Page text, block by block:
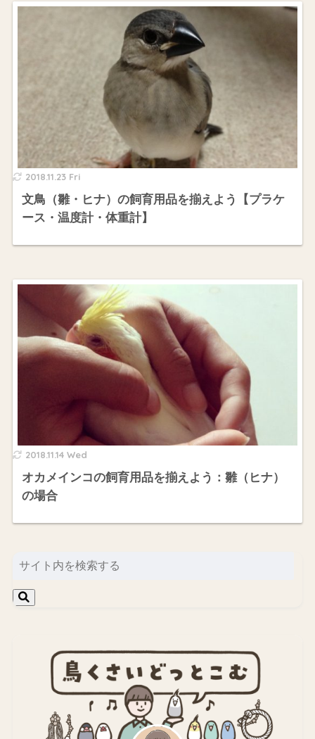
2018.11.23 Fri
文鳥（雛・ヒナ）の飼育用品を揃えよう【プラケ
ース・温度計・体重計】
2018.11.14 Wed
オカメインコの飼育用品を揃えよう：雛（ヒナ）
の場合